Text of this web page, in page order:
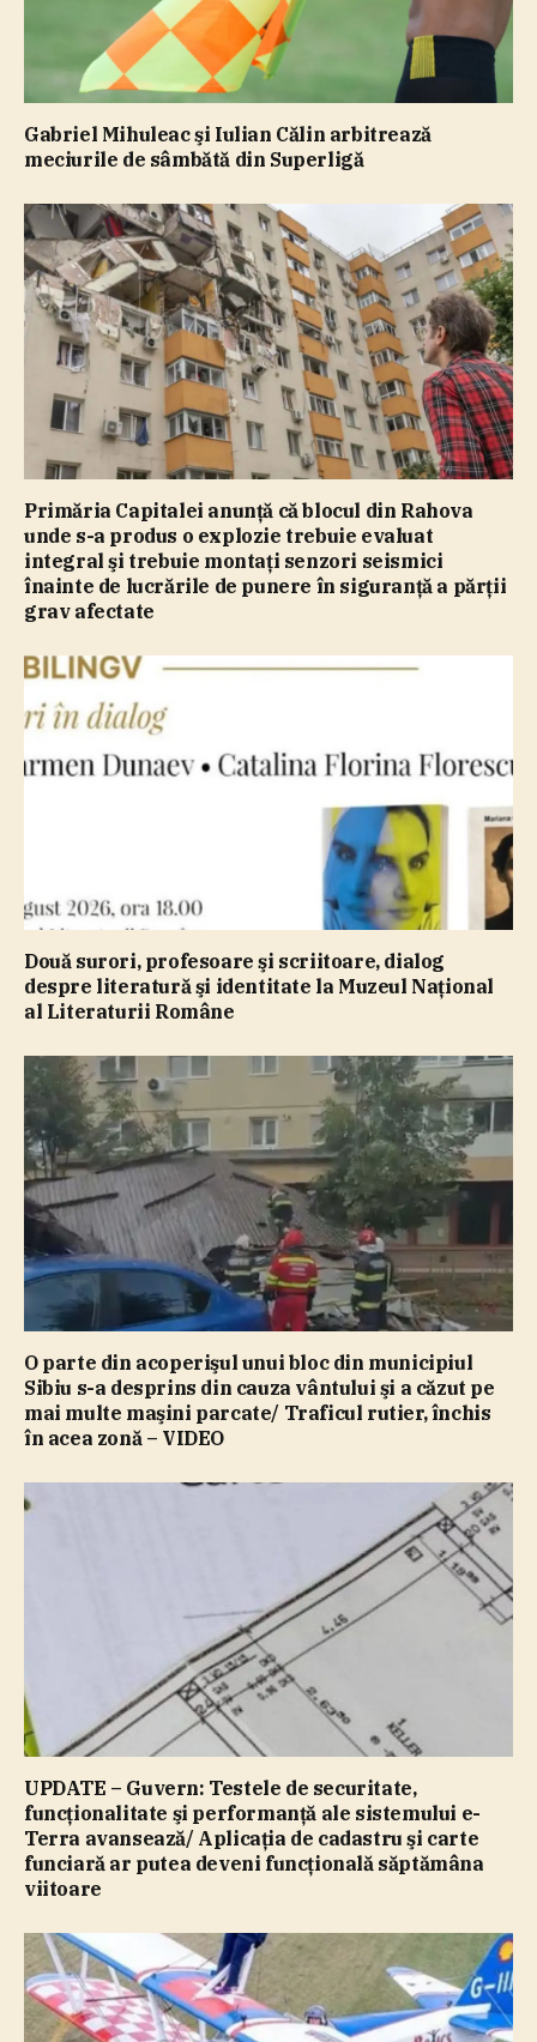
Gabriel Mihuleac şi Iulian Călin arbitrează
meciurile de sâmbătă din Superligă
Primăria Capitalei anunţă că blocul din Rahova
unde s-a produs o explozie trebuie evaluat
integral şi trebuie montaţi senzori seismici
înainte de lucrările de punere în siguranţă a părţii
grav afectate
Două surori, profesoare şi scriitoare, dialog
despre literatură şi identitate la Muzeul Naţional
al Literaturii Române
O parte din acoperişul unui bloc din municipiul
Sibiu s-a desprins din cauza vântului şi a căzut pe
mai multe maşini parcate/ Traficul rutier, închis
în acea zonă – VIDEO
UPDATE – Guvern: Testele de securitate,
funcţionalitate şi performanţă ale sistemului e-
Terra avansează/ Aplicaţia de cadastru şi carte
funciară ar putea deveni funcţională săptămâna
viitoare